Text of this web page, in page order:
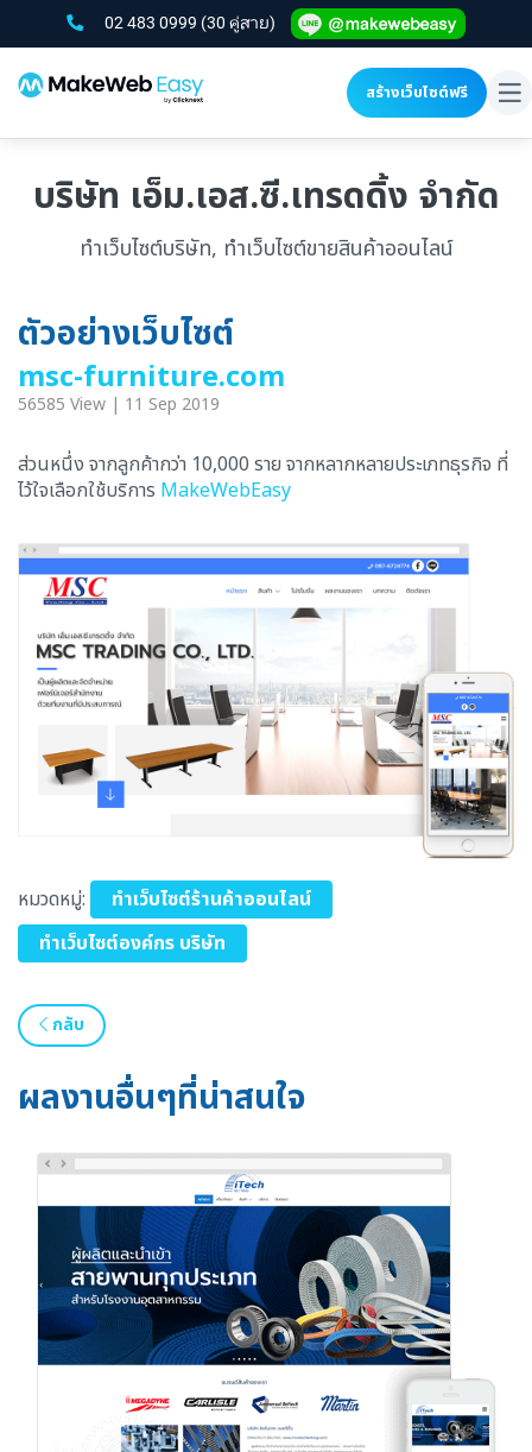
02 483 0999 (30 คู่สาย)
สร้างเว็บไซต์ฟรี
บริษัท เอ็ม.เอส.ซี.เทรดดิ้ง จำกัด
ทำเว็บไซต์บริษัท, ทำเว็บไซต์ขายสินค้าออนไลน์
ตัวอย่างเว็บไซต์
msc-furniture.com
56585 View | 11 Sep 2019
ส่วนหนึ่ง จากลูกค้ากว่า 10,000 ราย จากหลากหลายประเภทธุรกิจ ที่
ไว้ใจเลือกใช้บริการ MakeWebEasy
หมวดหมู่:
ทำเว็บไซต์ร้านค้าออนไลน์
ทำเว็บไซต์องค์กร บริษัท
กลับ
ผลงานอื่นๆที่น่าสนใจ